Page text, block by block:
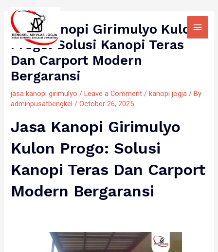
content
Jasa Kanopi Girimulyo Kulon
Progo: Solusi Kanopi Teras
Dan Carport Modern
Bergaransi
jasa kanopi girimulyo /Leave a Comment /kanopi jogja / By
adminpusatbengkel/October 26, 2025
Jasa Kanopi Girimulyo
Kulon Progo: Solusi
Kanopi Teras Dan Carport
Modern Bergaransi